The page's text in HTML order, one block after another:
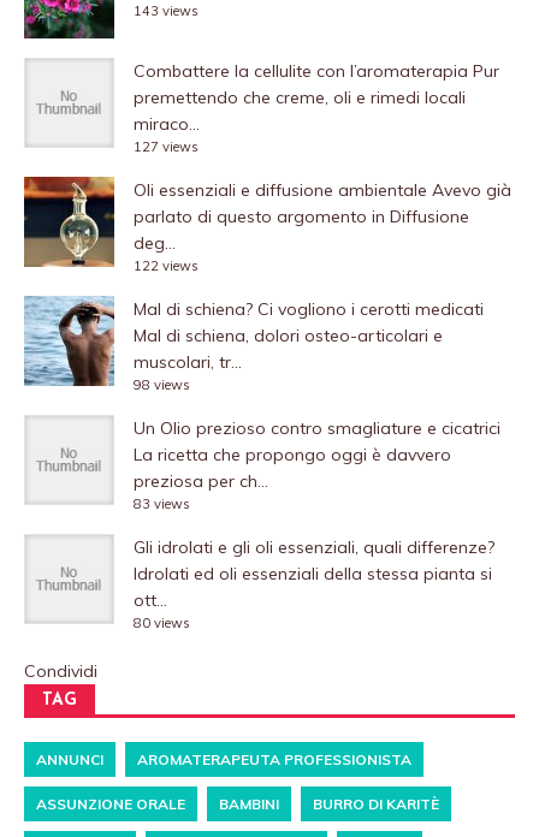
143 views
Combattere la cellulite con l’aromaterapia Pur
premettendo che creme, oli e rimedi locali
miraco...
127 views
Oli essenziali e diffusione ambientale Avevo già
parlato di questo argomento in Diffusione
deg...
122 views
Mal di schiena? Ci vogliono i cerotti medicati
Mal di schiena, dolori osteo-articolari e
muscolari, tr...
98 views
Un Olio prezioso contro smagliature e cicatrici
La ricetta che propongo oggi è davvero
preziosa per ch...
83 views
Gli idrolati e gli oli essenziali, quali differenze?
Idrolati ed oli essenziali della stessa pianta si
ott...
80 views
Condividi
TAG
ANNUNCI AROMATERAPEUTA PROFESSIONISTA
ASSUNZIONE ORALE BAMBINI BURRO DI KARITÈ